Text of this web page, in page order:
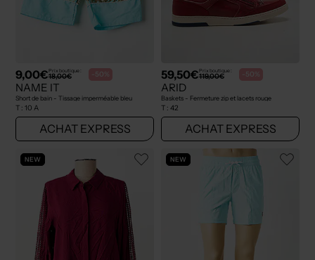
9,00€Prix boutique :
18,00€ -50%
NAME IT
Short de bain - Tissage imperméable bleu
T : 10 A
ACHAT EXPRESS
59,50€Prix boutique :
119,00€ -50%
ARID
Baskets - Fermeture zip et lacets rouge
T : 42
ACHAT EXPRESS
NEW NEW